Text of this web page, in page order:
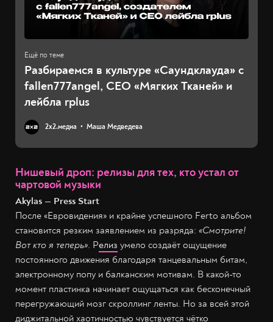
Разбираемся в культуре «Саундклауда» с
fallen777angel, СЕО «Мягких Тканей» и
лейбла rplus
2х2.медиа Маша Медведева
Нишевый дроп: релизы для тех, кто устал от
чартовой музыки
Akylas — Press Start
После «Евровидения» и крайне успешного Ferto альбом
становится резким заявлением из разряда: «Смотрите!
Вот кто я теперь». Релиз умело создаёт ощущение
постоянного движения благодаря танцевальным битам,
электронному попу и балканским мотивам. В какой-то
момент пластинка начинает ощущаться как бесконечный
перегружающий мозг скроллинг ленты. Но за всей этой
диджитальной хаотичностью чувствуется чётко